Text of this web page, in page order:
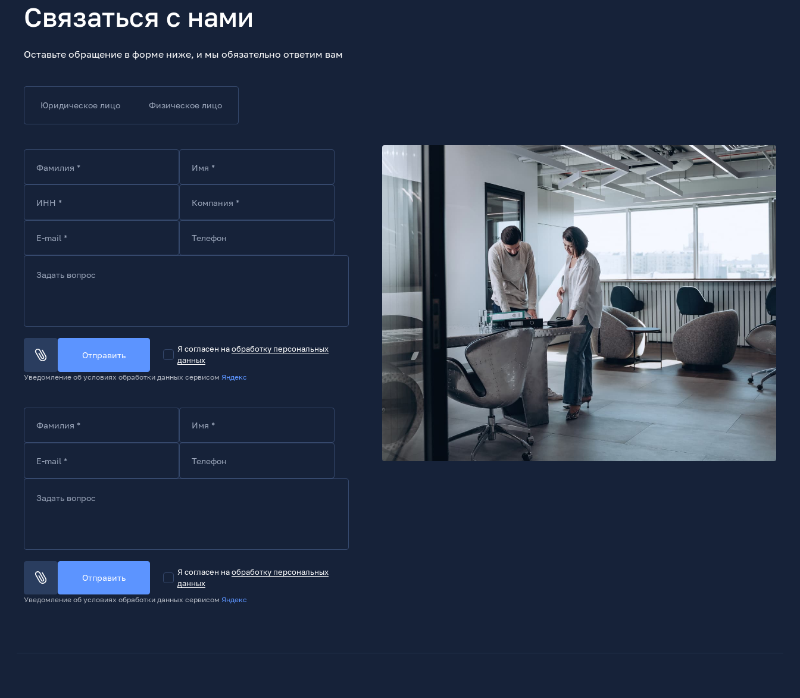
Связаться с нами
Оставьте обращение в форме ниже, и мы обязательно ответим вам
Юридическое лицо Физическое лицо
Фамилия * Имя *
ИНН * Компания *
E-mail * Телефон
Задать вопрос
Отправить
Я согласен наобработку персональных
данных
Уведомление об условиях обработки данных сервисом Яндекс
Фамилия * Имя *
E-mail * Телефон
Задать вопрос
Отправить
Я согласен наобработку персональных
данных
Уведомление об условиях обработки данных сервисом Яндекс